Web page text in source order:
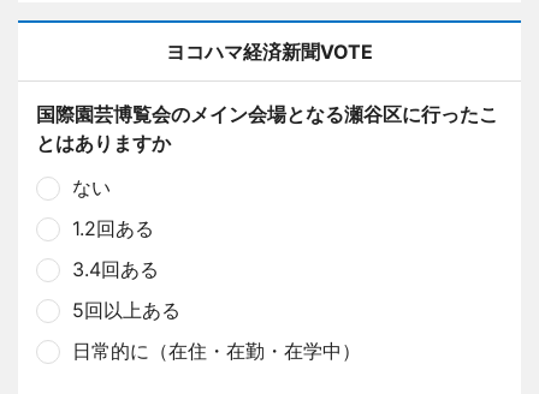
ヨコハマ経済新聞VOTE
国際園芸博覧会のメイン会場となる瀬谷区に行ったこ
とはありますか
ない
1.2回ある
3.4回ある
5回以上ある
日常的に（在住・在勤・在学中）